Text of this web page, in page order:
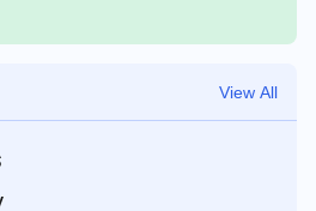
View All